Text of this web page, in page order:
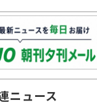
ニュース